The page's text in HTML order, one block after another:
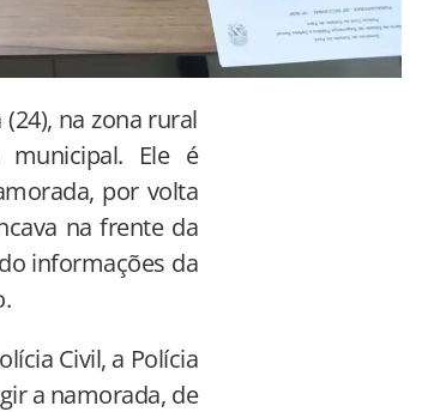
na zona rural
municipal. Ele é
por volta
na frente da
informações da
Civil, a Polícia
a namorada, de